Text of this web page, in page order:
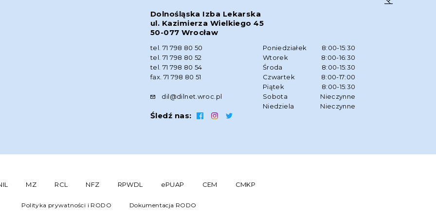
Dolnośląska Izba Lekarska
ul. Kazimierza Wielkiego 45
50-077 Wrocław
tel. 71 798 80 50
tel. 71 798 80 52
tel. 71 798 80 54
fax. 71 798 80 51
dil@dilnet.wroc.pl
Śledź nas:
Poniedziałek
8:00-15:30
Wtorek
8:00-16:30
Środa
8:00-15:30
Czwartek
8:00-17:00
Piątek
8:00-15:30
Sobota
Nieczynne
Niedziela
Nieczynne
MZ RCL NFZ RPWDL ePUAP CEM CMKP
Polityka prywatności i RODO Dokumentacja RODO